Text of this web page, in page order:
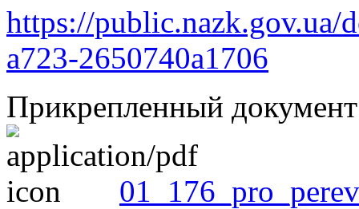
https://public.nazk.gov.ua/
a723-2650740a1706
Прикрепленный